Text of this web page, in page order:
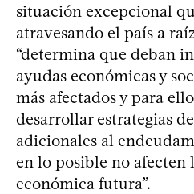
situación excepcional
atravesando el país a
“determina que deban
ayudas económicas y
más afectados y para
desarrollar estrategias
adicionales al
en lo posible no afecten
económica futura”.